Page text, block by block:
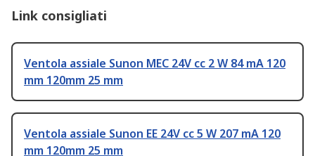
Link consigliati
Ventola assiale Sunon MEC 24V cc 2 W 84 mA 120
mm 120mm 25 mm
Ventola assiale Sunon EE 24V cc 5 W 207 mA 120
mm 120mm 25 mm